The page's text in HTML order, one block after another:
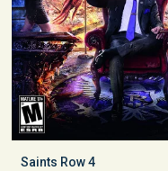
Saints Row 4